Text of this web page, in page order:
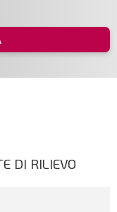
DI RILIEVO